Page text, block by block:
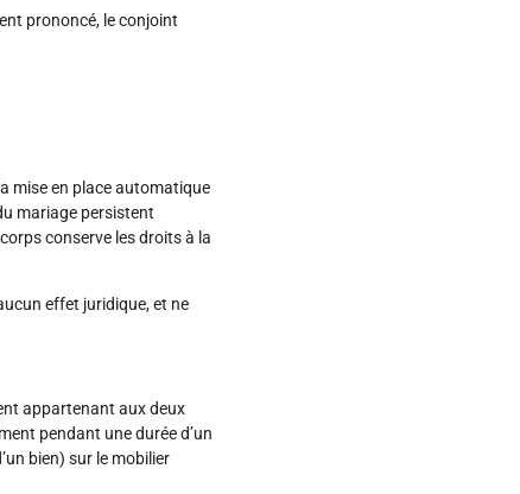
prononcé, le conjoint
mise en place automatique
mariage persistent
conserve les droits à la
effet juridique, et ne
appartenant aux deux
pendant une durée d’un
bien) sur le mobilier